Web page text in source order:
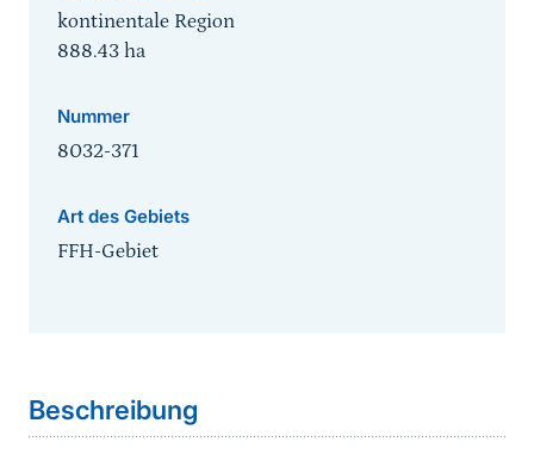
kontinentale Region
888.43 ha
Nummer
8032-371
Art des Gebiets
FFH-Gebiet
Beschreibung